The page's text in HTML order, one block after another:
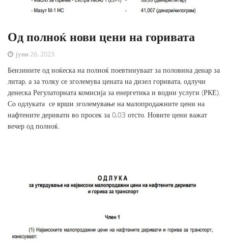
Од полноќ нови цени на горивата
јуни 26, 2023
Бензините од ноќеска на полноќ поевтинуваат за половина денар за
литар, а за толку се зголемува цената на дизел горивата, одлучи
денеска Регулаторната комисија за енергетика и водни услуги (РКЕ).
Со одлуката се врши зголемување на малопродажните цени на
нафтените деривати во просек за 0,03 отсто. Новите цени важат
вечер од полноќ.